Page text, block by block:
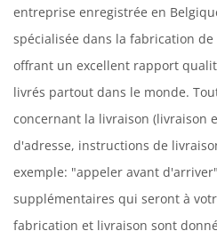
entreprise enregistrée en
spécialisée dans la fabrication
offrant un excellent rapport
livrés partout dans le monde.
concernant la livraison (livraison
d'adresse, instructions de
exemple: "appeler avant
supplémentaires qui seront à
fabrication et livraison sont